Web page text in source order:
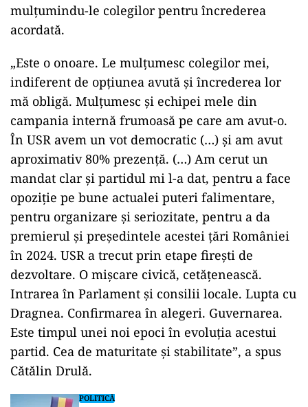
mulţumindu-le colegilor pentru încrederea
acordată.
„Este o onoare. Le mulţumesc colegilor mei,
indiferent de opţiunea avută şi încrederea lor
mă obligă. Mulţumesc şi echipei mele din
campania internă frumoasă pe care am avut-o.
În USR avem un vot democratic (…) şi am avut
aproximativ 80% prezenţă. (…) Am cerut un
mandat clar şi partidul mi l-a dat, pentru a face
opoziţie pe bune actualei puteri falimentare,
pentru organizare şi seriozitate, pentru a da
premierul şi preşedintele acestei ţări României
în 2024. USR a trecut prin etape fireşti de
dezvoltare. O mişcare civică, cetăţenească.
Intrarea în Parlament şi consilii locale. Lupta cu
Dragnea. Confirmarea în alegeri. Guvernarea.
Este timpul unei noi epoci în evoluţia acestui
partid. Cea de maturitate şi stabilitate”, a spus
Cătălin Drulă.
POLITICĂ